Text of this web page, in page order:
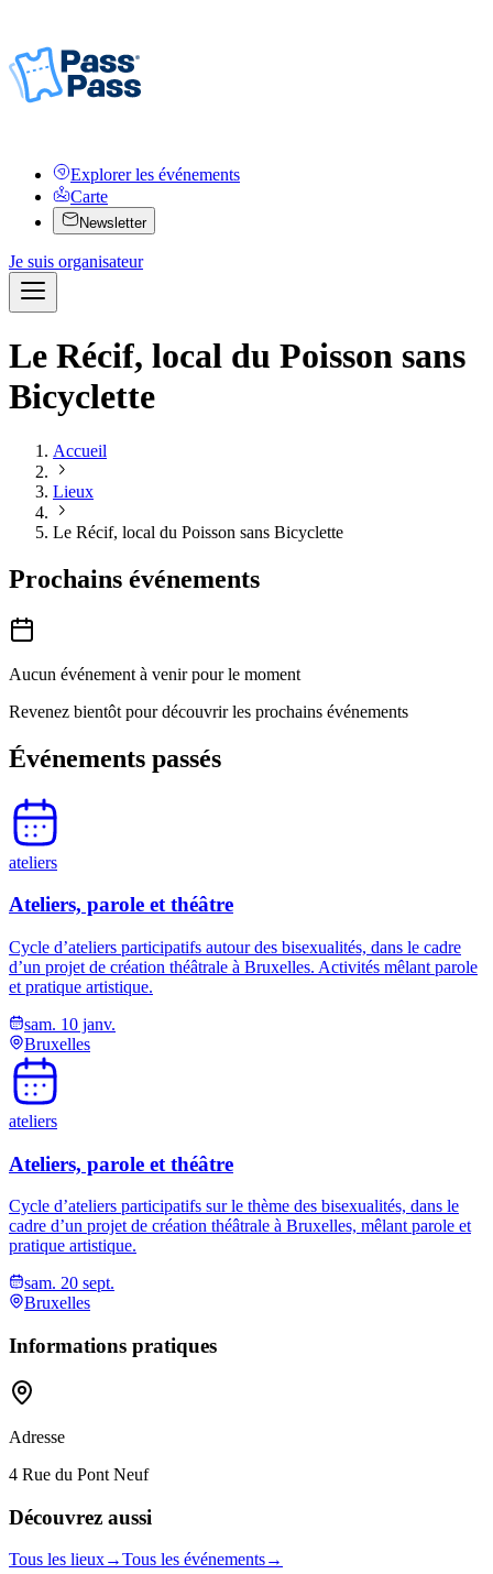
Explorer les événements
Carte
Newsletter
Je suis organisateur
Le Récif, local du Poisson sans
Bicyclette
Accueil
Lieux
Le Récif, local du Poisson sans Bicyclette
Prochains événements
Aucun événement à venir pour le moment
Revenez bientôt pour découvrir les prochains événements
Événements passés
ateliers
Ateliers, parole et théâtre
Cycle d’ateliers participatifs autour des bisexualités, dans le cadre
d’un projet de création théâtrale à Bruxelles. Activités mêlant parole
et pratique artistique.
sam. 10 janv.
Bruxelles
ateliers
Ateliers, parole et théâtre
Cycle d’ateliers participatifs sur le thème des bisexualités, dans le
cadre d’un projet de création théâtrale à Bruxelles, mêlant parole et
pratique artistique.
sam. 20 sept.
Bruxelles
Informations pratiques
Adresse
4 Rue du Pont Neuf
Découvrez aussi
Tous les lieux→Tous les événements→